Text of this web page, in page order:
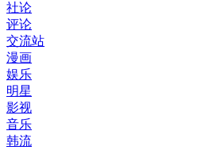
社论
评论
交流站
漫画
娱乐
明星
影视
音乐
韩流